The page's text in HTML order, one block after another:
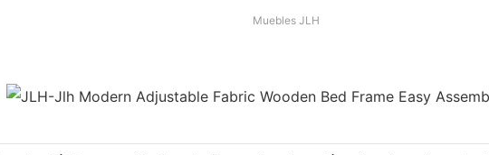
Muebles JLH